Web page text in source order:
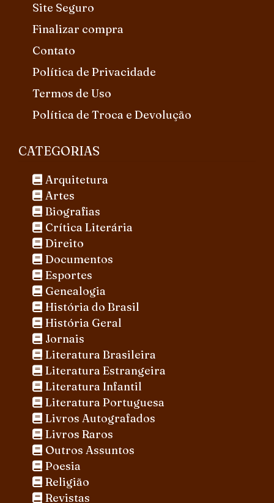
Site Seguro
Finalizar compra
Contato
Política de Privacidade
Termos de Uso
Política de Troca e Devolução
CATEGORIAS
Arquitetura
Artes
Biografias
Crítica Literária
Direito
Documentos
Esportes
Genealogia
História do Brasil
História Geral
Jornais
Literatura Brasileira
Literatura Estrangeira
Literatura Infantil
Literatura Portuguesa
Livros Autografados
Livros Raros
Outros Assuntos
Poesia
Religião
Revistas